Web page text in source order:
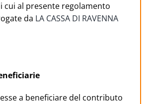
cui al presente regolamento
da LA CASSA DI RAVENNA
a beneficiare del contributo